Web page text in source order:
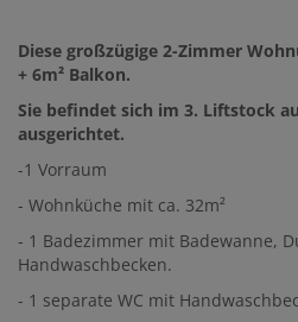
Diese großzügige 2-Zimmer
+ 6m² Balkon.
Sie befindet sich im 3. Liftstock
ausgerichtet.
-1 Vorraum
- Wohnküche mit ca. 32m²
- 1 Badezimmer mit Badewanne,
Handwaschbecken.
- 1 separate WC mit